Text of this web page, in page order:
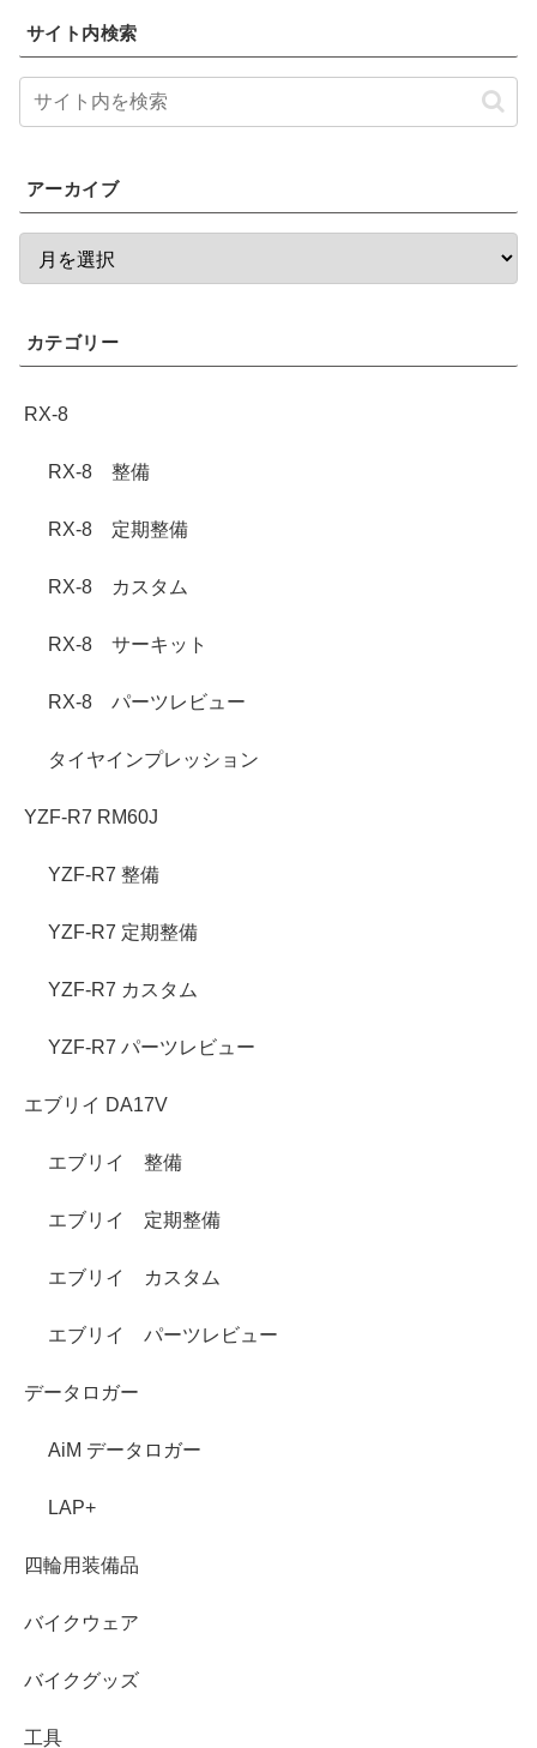
サイト内検索
アーカイブ
カテゴリー
RX-8
RX-8 整備
RX-8 定期整備
RX-8 カスタム
RX-8 サーキット
RX-8 パーツレビュー
タイヤインプレッション
YZF-R7 RM60J
YZF-R7 整備
YZF-R7 定期整備
YZF-R7 カスタム
YZF-R7 パーツレビュー
エブリイ DA17V
エブリイ 整備
エブリイ 定期整備
エブリイ カスタム
エブリイ パーツレビュー
データロガー
AiM データロガー
LAP+
四輪用装備品
バイクウェア
バイクグッズ
工具